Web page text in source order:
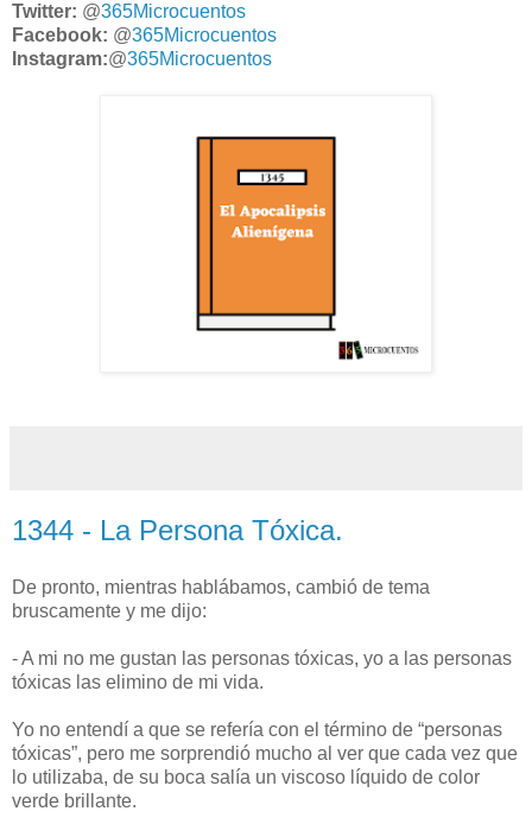
Twitter: @365Microcuentos
Facebook: @365Microcuentos
Instagram:@365Microcuentos
1344 - La Persona Tóxica.
De pronto, mientras hablábamos, cambió de tema
bruscamente y me dijo:
- A mi no me gustan las personas tóxicas, yo a las personas
tóxicas las elimino de mi vida.
Yo no entendí a que se refería con el término de “personas
tóxicas”, pero me sorprendió mucho al ver que cada vez que
lo utilizaba, de su boca salía un viscoso líquido de color
verde brillante.